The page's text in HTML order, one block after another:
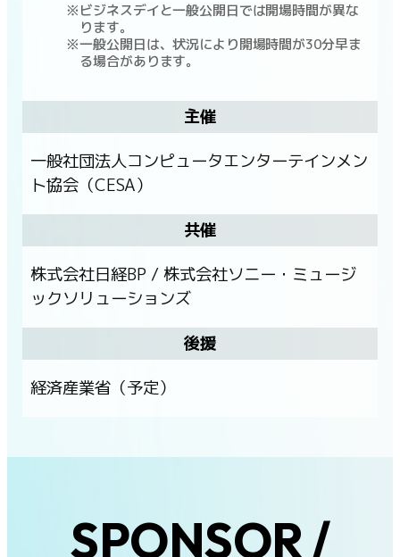
ビジネスデイと一般公開日では開場時間が異な
ります。
一般公開日は、状況により開場時間が30分早ま
る場合があります。
主催
一般社団法人コンピュータエンターテインメン
ト協会（CESA）
共催
株式会社日経BP / 株式会社ソニー・ミュージ
ックソリューションズ
後援
経済産業省（予定）
SPONSOR /